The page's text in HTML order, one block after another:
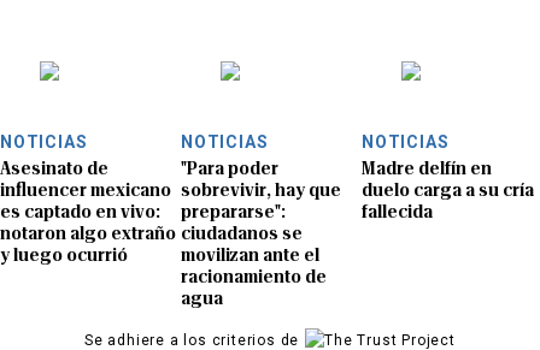
NOTICIAS
Asesinato de
influencer mexicano
es captado en vivo:
notaron algo extraño
y luego ocurrió
NOTICIAS
"Para poder
sobrevivir, hay que
prepararse":
ciudadanos se
movilizan ante el
racionamiento de
agua
NOTICIAS
Madre delfín en
duelo carga a su cría
fallecida
Se adhiere a los criterios de